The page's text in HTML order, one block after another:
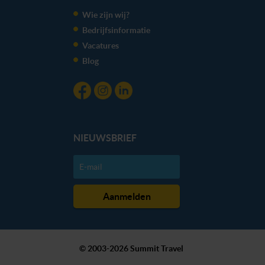
kunnen ontvangen en verwerken.
Wie zijn wij?
Bedrijfsinformatie
Vacatures
Blog
NIEUWSBRIEF
© 2003-2026 Summit Travel